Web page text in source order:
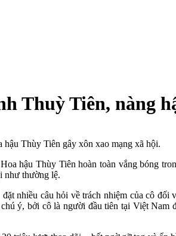
Thuỳ Tiên, nàng
Thùy Tiên gây xôn xao mạng xã hội.
hậu Thùy Tiên hoàn toàn vắng bóng
như thường lệ.
nhiều câu hỏi về trách nhiệm của cô
ý, bởi cô là người đầu tiên tại Việt